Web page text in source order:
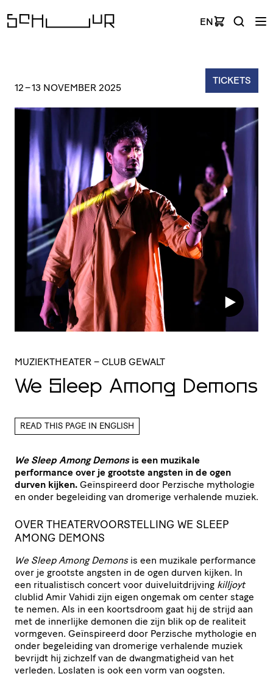
EN
TICKETS
12–13 NOVEMBER 2025
MUZIEKTHEATER – CLUB GEWALT
We Sleep Among Demons
READ THIS PAGE IN ENGLISH
We Sleep Among Demonsis een muzikale
performance over je grootste angsten in de ogen
durven kijken. Geïnspireerd door Perzische mythologie
en onder begeleiding van dromerige verhalende muziek.
OVER THEATERVOORSTELLING WE SLEEP
AMONG DEMONS
We Sleep Among Demonsis een muzikale performance
over je grootste angsten in de ogen durven kijken. In
een ritualistisch concert voor duiveluitdrijving killjoyt
clublid Amir Vahidi zijn eigen ongemak om center stage
te nemen. Als in een koortsdroom gaat hij de strijd aan
met de innerlijke demonen die zijn blik op de realiteit
vormgeven. Geïnspireerd door Perzische mythologie en
onder begeleiding van dromerige verhalende muziek
bevrijdt hij zichzelf van de dwangmatigheid van het
verleden. Loslaten is ook een vorm van oogsten.